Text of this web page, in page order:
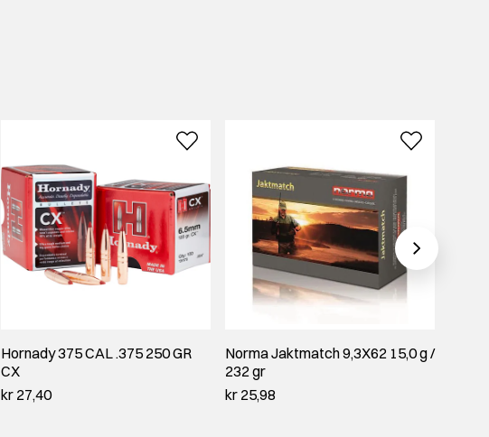
Hornady 375 CAL .375 250 GR
CX
kr 27,40
Norma Jaktmatch 9,3X62 15,0 g /
232 gr
kr 25,98